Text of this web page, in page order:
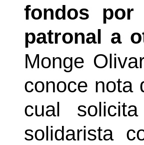
fondos por
patronal a
Monge
conoce nota
cual
solidarista